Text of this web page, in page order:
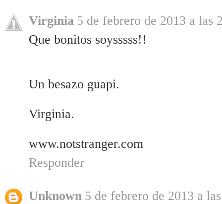
Virginia 5 de febrero de 2013 a las
Que bonitos soysssss!!
Un besazo guapi.
Virginia.
www.notstranger.com
Responder
Unknown 5 de febrero de 2013 a